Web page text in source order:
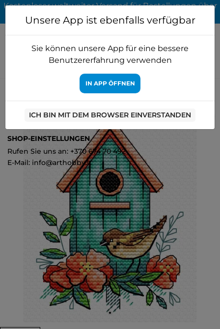
Kostenloser weltweiter Versand für Bestellungen über
65 EUR
Sparrow Home SM-366
Unsere App ist ebenfalls verfügbar
Sie können unsere App für eine bessere
Benutzererfahrung verwenden
IN APP ÖFFNEN
ICH BIN MIT DEM BROWSER EINVERSTANDEN
SHOP-EINSTELLUNGEN
Rufen Sie uns an: +370 674 70 492
E-Mail: info@arthobby.lt